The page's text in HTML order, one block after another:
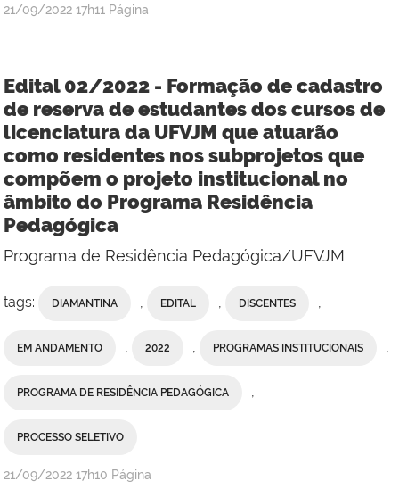
publicado
21/09/2022 17h11 Página
Edital 02/2022 - Formação de cadastro
de reserva de estudantes dos cursos de
licenciatura da UFVJM que atuarão
como residentes nos subprojetos que
compõem o projeto institucional no
âmbito do Programa Residência
Pedagógica
Programa de Residência Pedagógica/UFVJM
tags: DIAMANTINA EDITAL DISCENTES
EM ANDAMENTO 2022 PROGRAMAS INSTITUCIONAIS
PROGRAMA DE RESIDÊNCIA PEDAGÓGICA
PROCESSO SELETIVO
publicado
21/09/2022 17h10 Página